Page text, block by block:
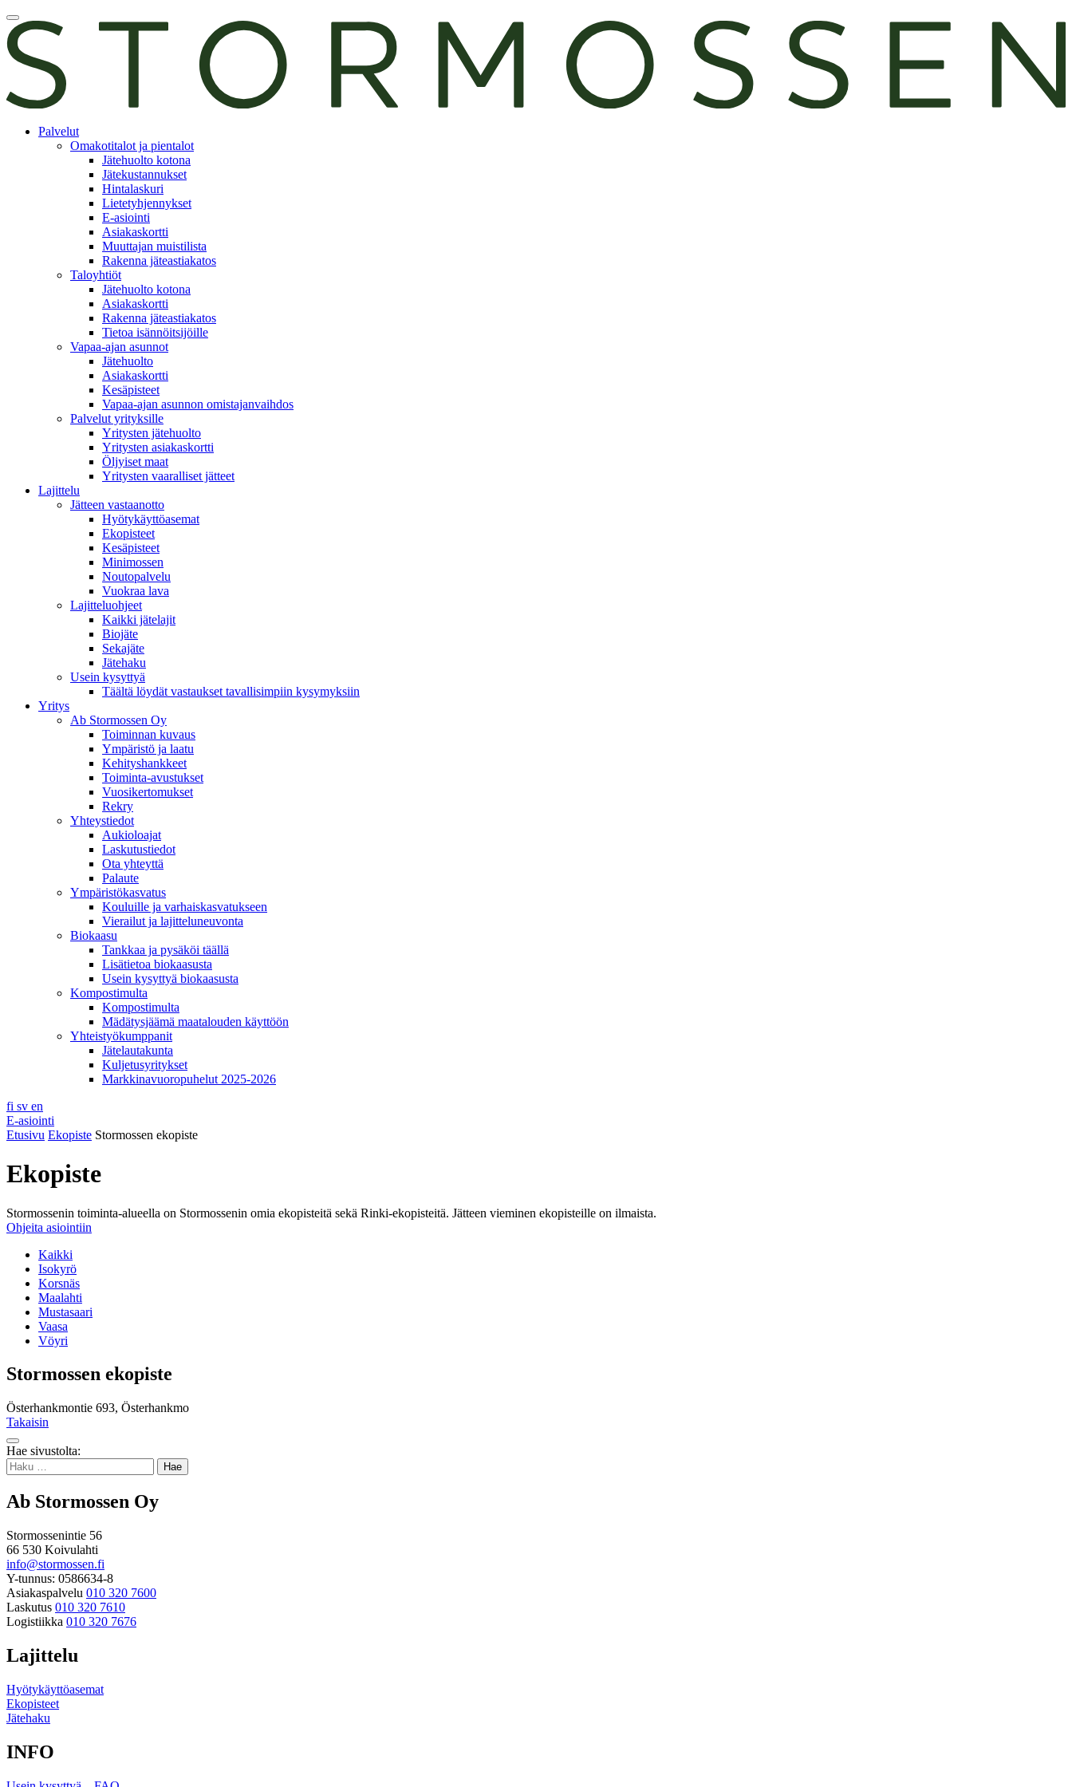
Skip
to
content
Avaa
päävalikko
asiointiPalvelut
Omakotitalot ja pientalot
Jätehuolto kotona
Jätekustannukset
Hintalaskuri
Lietetyhjennykset
E-asiointi
Asiakaskortti
Muuttajan muistilista
Rakenna jäteastiakatos
Taloyhtiöt
Jätehuolto kotona
Asiakaskortti
Rakenna jäteastiakatos
Tietoa isännöitsijöille
Vapaa-ajan asunnot
Jätehuolto
Asiakaskortti
Kesäpisteet
Vapaa-ajan asunnon omistajanvaihdos
Palvelut yrityksille
Yritysten jätehuolto
Yritysten asiakaskortti
Öljyiset maat
Yritysten vaaralliset jätteet
Lajittelu
Jätteen vastaanotto
Hyötykäyttöasemat
Ekopisteet
Kesäpisteet
Minimossen
Noutopalvelu
Vuokraa lava
Lajitteluohjeet
Kaikki jätelajit
Biojäte
Sekajäte
Jätehaku
Usein kysyttyä
Täältä löydät vastaukset tavallisimpiin kysymyksiin
Yritys
Ab Stormossen Oy
Toiminnan kuvaus
Ympäristö ja laatu
Kehityshankkeet
Toiminta-avustukset
Vuosikertomukset
Rekry
Yhteystiedot
Aukioloajat
Laskutustiedot
Ota yhteyttä
Palaute
Ympäristökasvatus
Kouluille ja varhaiskasvatukseen
Vierailut ja lajitteluneuvonta
Biokaasu
Tankkaa ja pysäköi täällä
Lisätietoa biokaasusta
Usein kysyttyä biokaasusta
Kompostimulta
Kompostimulta
Mädätysjäämä maatalouden käyttöön
Yhteistyökumppanit
Jätelautakunta
Kuljetusyritykset
Markkinavuoropuhelut 2025-2026
fi sv en
E-asiointi
Etusivu Ekopiste Stormossen ekopiste
Ekopiste
Stormossenin toiminta-alueella on Stormossenin omia ekopisteitä sekä Rinki-ekopisteitä. Jätteen vieminen ekopisteille on ilmaista.
Ohjeita asiointiin
Kaikki
Isokyrö
Korsnäs
Maalahti
Mustasaari
Vaasa
Vöyri
Stormossen ekopiste
Österhankmontie 693, Österhankmo
Takaisin
Takaisin
ylös
Hae sivustolta:
Haku:
Ab Stormossen Oy
Stormossenintie 56
66 530 Koivulahti
info@stormossen.fi
Y-tunnus: 0586634-8
Asiakaspalvelu 010 320 7600
Laskutus 010 320 7610
Logistiikka 010 320 7676
Lajittelu
Hyötykäyttöasemat
Ekopisteet
Jätehaku
INFO